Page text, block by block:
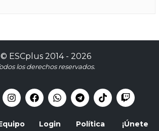
© ESCplus2014 - 2026
los derechos reservados.
Login Política ¡Únete